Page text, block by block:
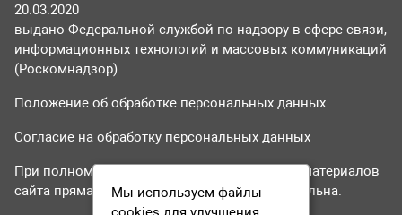
20.03.2020
выдано Федеральной службой по надзору в сфере связи,
информационных технологий и массовых коммуникаций
(Роскомнадзор).
Положение об обработке персональных данных
Согласие на обработку персональных данных
При полном или частичном использовании материалов
сайта прямая гиперссылка на tvr24.tv обязательна.
Мы используем файлы